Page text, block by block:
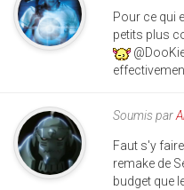
Pour ce qui
petits plus
Soumis par
Faut s'y
remake de
budget que